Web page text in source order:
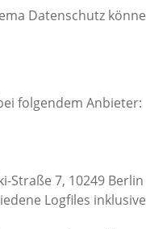
Datenschutz
folgendem Anbieter:
7, 10249
Logfiles